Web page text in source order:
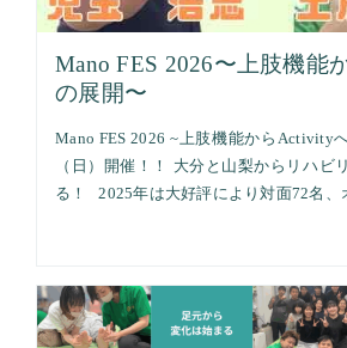
Mano FES 2026〜上肢機能
の展開〜
Mano FES 2026 ~上肢機能からActivity
（日）開催！！ 大分と山梨からリハビ
る！ 2025年は大好評により対面72名